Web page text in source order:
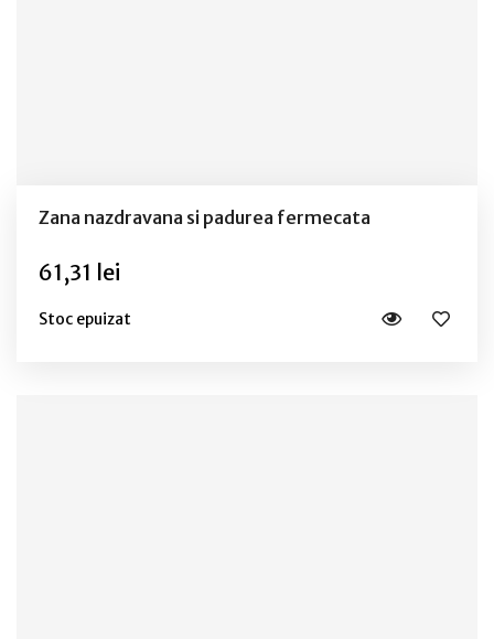
Zana nazdravana si padurea fermecata
61,31 lei
Stoc epuizat